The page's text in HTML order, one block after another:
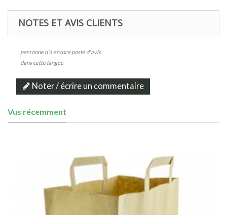
NOTES ET AVIS CLIENTS
personne n'a encore posté d'avis
dans cette langue
Noter / écrire un commentaire
Vus récemment